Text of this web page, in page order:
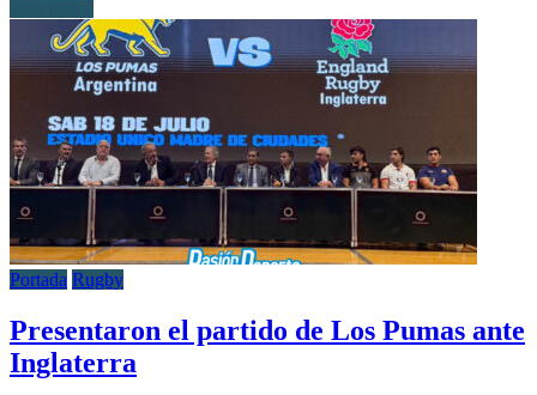
Portada Rugby
Presentaron el partido de Los Pumas ante
Inglaterra